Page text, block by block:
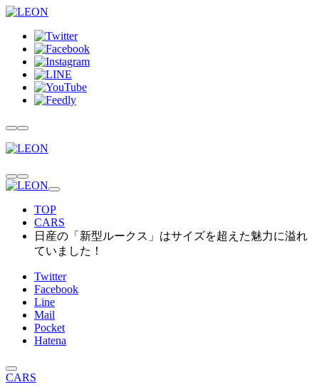
TOP
CARS
日産の「新型ルークス」はサイズを超えた魅力に溢れ
ていました！
Twitter
Facebook
Line
Mail
Pocket
Hatena
CARS